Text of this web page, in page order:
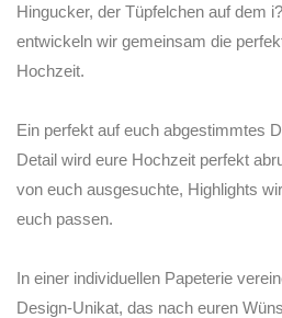
Hingucker, der Tüpfelchen auf dem
entwickeln wir gemeinsam die
Hochzeit.
Ein perfekt auf euch abgestimmtes
Detail wird eure Hochzeit perfekt
von euch ausgesuchte, Highlights
euch passen.
In einer individuellen Papeterie
Design-Unikat, das nach euren